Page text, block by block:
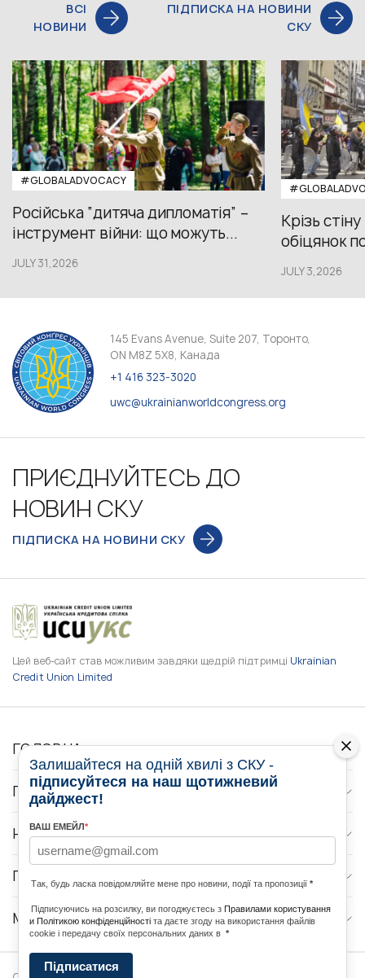
ВСІ
НОВИНИ
ПІДПИСКА НА НОВИНИ
СКУ
#GLOBALADVOCACY
Російська “дитяча дипломатія” –
інструмент війни: що можуть...
JULY 31,2026
Крізь
обіцянок
JULY 3,2026
145 Evans Avenue, Suite 207, Торонто,
ON M8Z 5X8, Канада
+1 416 323-3020
uwc@ukrainianworldcongress.org
ПРИЄДНУЙТЕСЬ ДО
НОВИН СКУ
ПІДПИСКА НА НОВИНИ СКУ
Цей веб-сайт став можливим завдяки щедрій підтримці Ukrainian
Credit Union Limited
ГОЛОВНА
ПРО НАС
НОВИНИ
ПРОГРАМИ
МЕДІА КОНТАКТИ
Залишайтеся на одній хвилі з СКУ -
підписуйтеся на наш щотижневий
дайджест!
ВАШ ЕМЕЙЛ*
Так, будь ласка повідомляйте мене про новини, події та пропозиції *
Підписуючись на розсилку, ви погоджуєтесь з Правилами користування
и Політикою конфіденційності та даєте згоду на використання файлів
cookie і передачу своїх персональних даних в *
Підписатися